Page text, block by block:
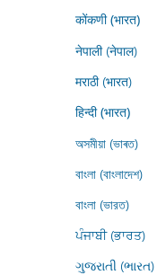
कोंकणी (भारत)
नेपाली (नेपाल)
मराठी (भारत)
हिन्दी (भारत)
অসমীয়া (ভাৰত)
বাংলা (বাংলাদেশ)
বাংলা (ভারত)
ਪੰਜਾਬੀ (ਭਾਰਤ)
ગુજરાતી (ભારત)